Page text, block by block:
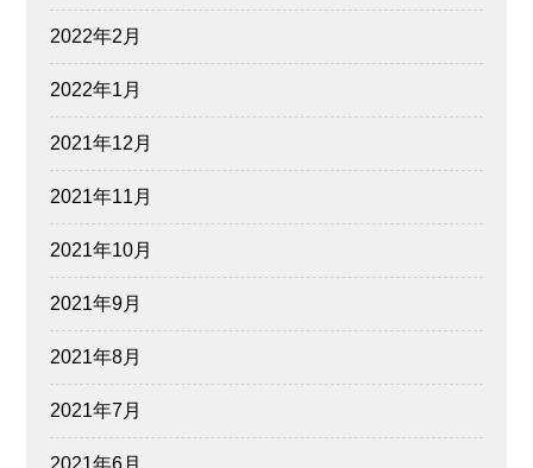
2022年2月
2022年1月
2021年12月
2021年11月
2021年10月
2021年9月
2021年8月
2021年7月
2021年6月